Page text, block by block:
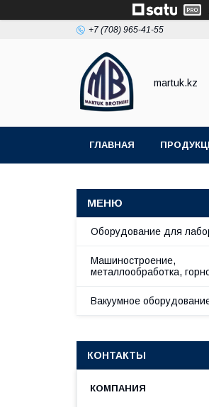
+7 (708) 965-41-55
martuk.kz
ГЛАВНАЯ
Оборудование для
Машиностроение,
металлообработка,
Вакуумное
КОНТАКТЫ